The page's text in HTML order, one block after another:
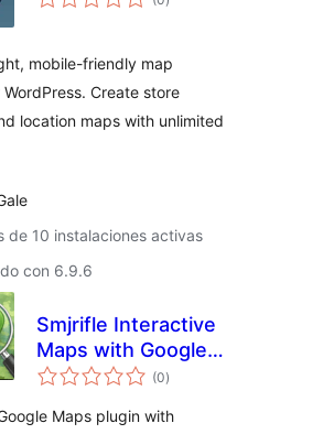
en
mobile-friendly map
Create store
location maps with unlimited
de 10 instalaciones activas
con 6.9.6
Smjrifle Interactive
Maps with Google
Maps and Leaflet
(0valoraciones
en
)
Maps plugin with